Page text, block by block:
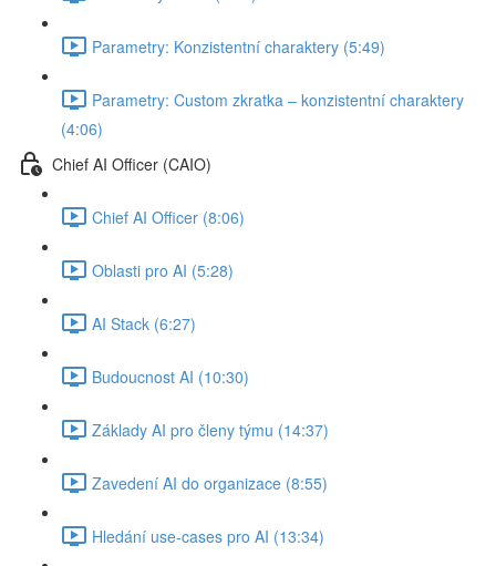
Parametry: Konzistentní charaktery (5:49)
Parametry: Custom zkratka –⁠⁠ konzistentní charaktery⁠⁠⁠⁠⁠⁠⁠⁠⁠⁠⁠⁠⁠⁠
(4:06)
Chief AI Officer (CAIO)
Chief AI Officer (8:06)
Oblasti pro AI (5:28)
AI Stack (6:27)
Budoucnost AI (10:30)
Základy AI pro členy týmu (14:37)
Zavedení AI do organizace (8:55)
Hledání use-cases pro AI (13:34)